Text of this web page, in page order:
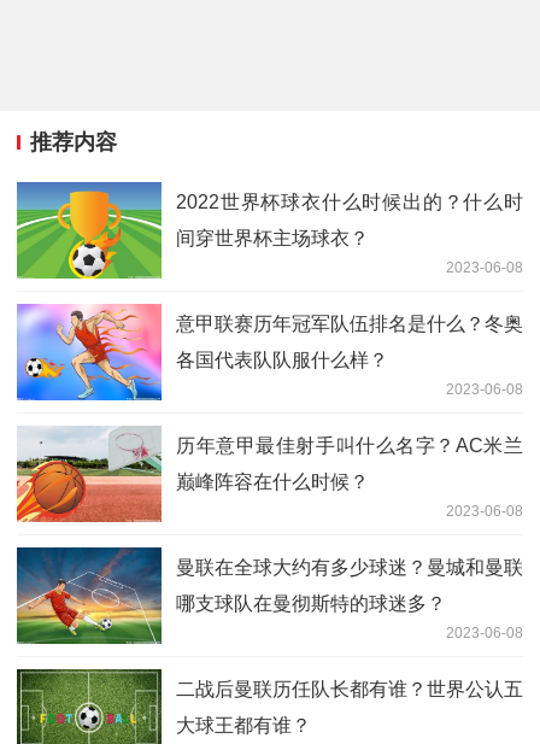
推荐内容
2022世界杯球衣什么时候出的？什么时
间穿世界杯主场球衣？
2023-06-08
意甲联赛历年冠军队伍排名是什么？冬奥
各国代表队队服什么样？
2023-06-08
历年意甲最佳射手叫什么名字？AC米兰
巅峰阵容在什么时候？
2023-06-08
曼联在全球大约有多少球迷？曼城和曼联
哪支球队在曼彻斯特的球迷多？
2023-06-08
二战后曼联历任队长都有谁？世界公认五
大球王都有谁？